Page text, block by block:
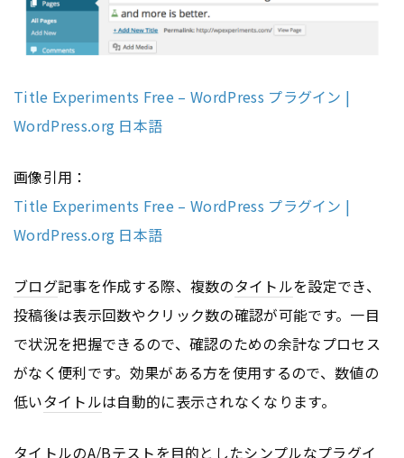
Title Experiments Free – WordPress プラグイン |
WordPress.org 日本語
画像引用：
Title Experiments Free – WordPress プラグイン |
WordPress.org 日本語
ブログ記事を作成する際、複数のタイトルを設定でき、
投稿後は表示回数やクリック数の確認が可能です。一目
で状況を把握できるので、確認のための余計なプロセス
がなく便利です。効果がある方を使用するので、数値の
低いタイトルは自動的に表示されなくなります。
タイトルのA/Bテストを目的としたシンプルなプラグイ